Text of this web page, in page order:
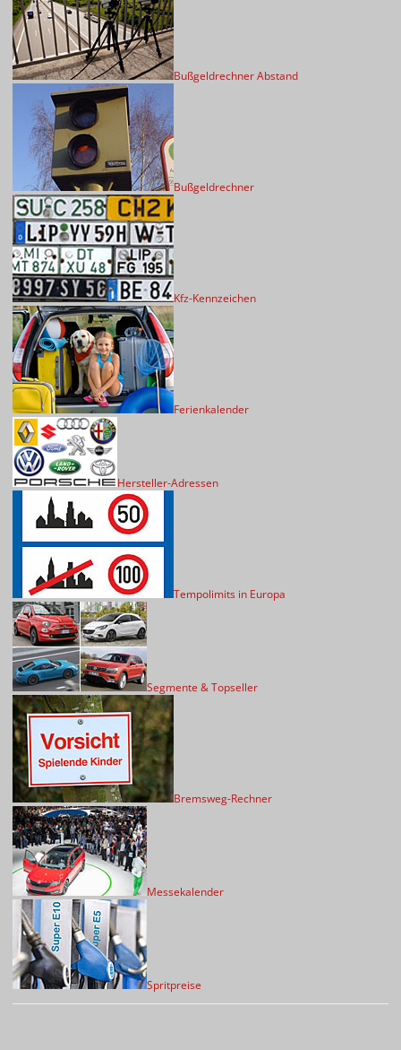
Bußgeldrechner Abstand
Bußgeldrechner
Kfz-Kennzeichen
Ferienkalender
Hersteller-Adressen
Tempolimits in Europa
Segmente & Topseller
Bremsweg-Rechner
Messekalender
Spritpreise